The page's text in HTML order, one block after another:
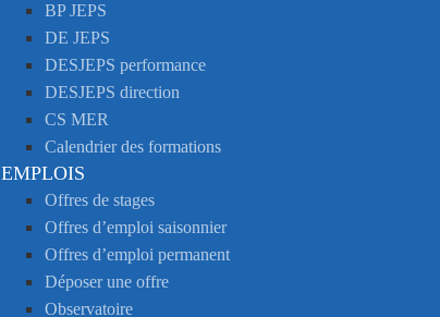
BP JEPS
DE JEPS
DESJEPS performance
DESJEPS direction
CS MER
Calendrier des formations
EMPLOIS
Offres de stages
Offres d’emploi saisonnier
Offres d’emploi permanent
Déposer une offre
Observatoire